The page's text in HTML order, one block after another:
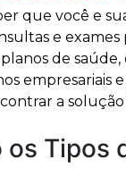
que você e
e
de
empresariais
a
Tipos